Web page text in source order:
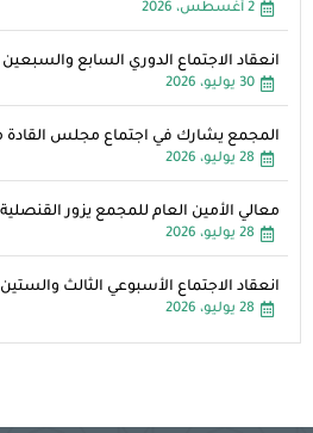
2 أغسطس، 2026
انعقاد الاجتماع الدوري السابع
30 يوليو، 2026
المجمع يشارك في اجتماع مجلس القادة
28 يوليو، 2026
معالي الأمين العام للمجمع يزور
28 يوليو، 2026
انعقاد الاجتماع الأسبوعي الثالث والستين
28 يوليو، 2026